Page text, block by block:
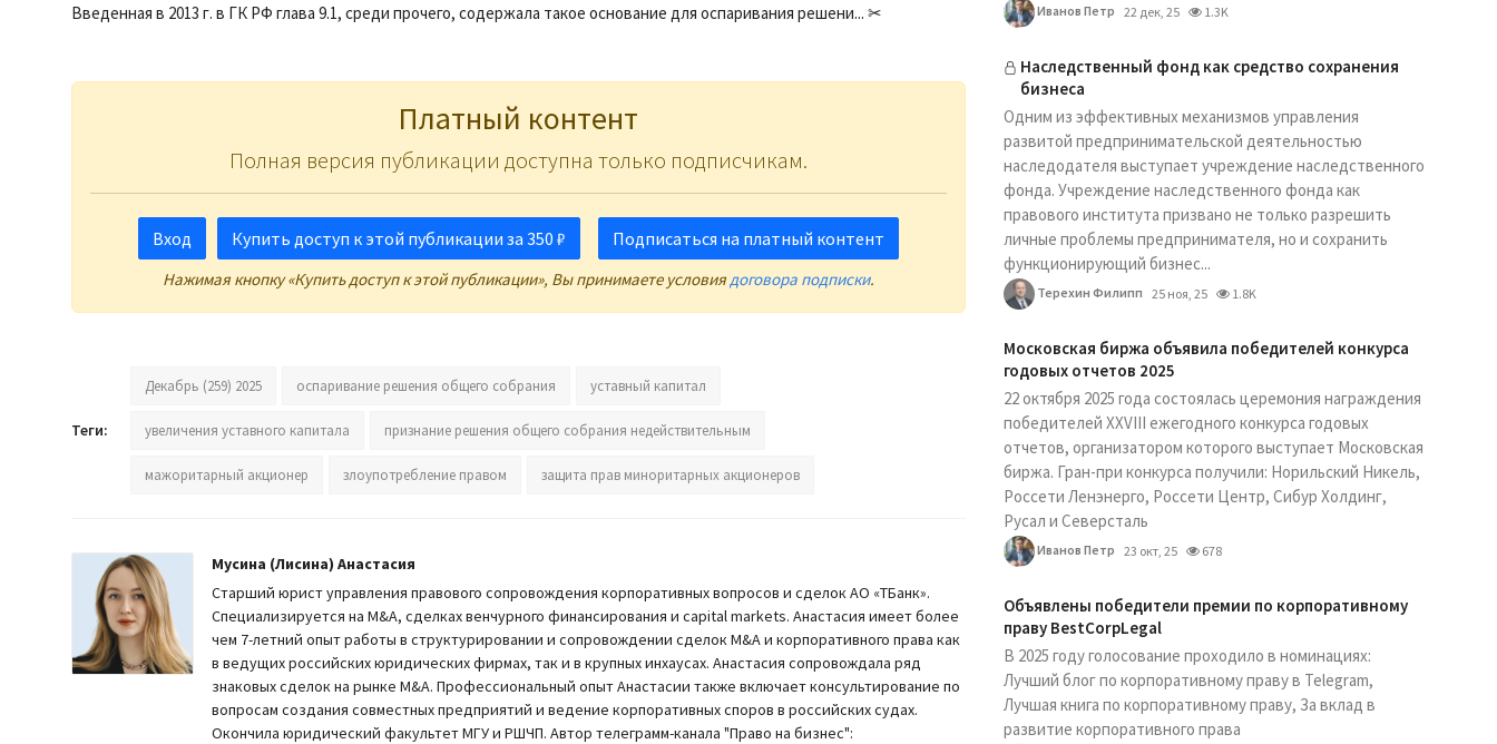
Введенная в 2013 г. в ГК РФ глава 9.1, среди прочего, содержала такое основание для оспаривания решени... ✂
Платный контент
Полная версия публикации доступна только подписчикам.
Вход Купить доступ к этой публикации за 350 ₽ Подписаться на платный контент
Нажимая кнопку «Купить доступ к этой публикации», Вы принимаете условиядоговора подписки.
Теги:
Декабрь (259) 2025 оспаривание решения общего собрания уставный капитал
увеличения уставного капитала признание решения общего собрания недействительным
мажоритарный акционер злоупотребление правом защита прав миноритарных акционеров
Мусина (Лисина) Анастасия
Старший юрист управления правового сопровождения корпоративных вопросов и сделок АО «ТБанк».
Специализируется на M&A, сделках венчурного финансирования и capital markets. Анастасия имеет более
чем 7-летний опыт работы в структурировании и сопровождении сделок M&A и корпоративного права как
в ведущих российских юридических фирмах, так и в крупных инхаусах. Анастасия сопровождала ряд
знаковых сделок на рынке M&A. Профессиональный опыт Анастасии также включает консультирование по
вопросам создания совместных предприятий и ведение корпоративных споров в российских судах.
Окончила юридический факультет МГУ и РШЧП. Автор телеграмм-канала "Право на бизнес":
Иванов Петр 22 дек, 25 1.3K
Наследственный фонд как средство сохранения
бизнеса
Одним из эффективных механизмов управления
развитой предпринимательской деятельностью
наследодателя выступает учреждение наследственного
фонда. Учреждение наследственного фонда как
правового института призвано не только разрешить
личные проблемы предпринимателя, но и сохранить
функционирующий бизнес...
Терехин Филипп 25 ноя, 25 1.8K
Московская биржа объявила победителей конкурса
годовых отчетов 2025
22 октября 2025 года состоялась церемония награждения
победителей XXVIII ежегодного конкурса годовых
отчетов, организатором которого выступает Московская
биржа. Гран-при конкурса получили: Норильский Никель,
Россети Ленэнерго, Россети Центр, Сибур Холдинг,
Русал и Северсталь
Иванов Петр 23 окт, 25 678
Объявлены победители премии по корпоративному
праву BestCorpLegal
В 2025 году голосование проходило в номинациях:
Лучший блог по корпоративному праву в Telegram,
Лучшая книга по корпоративному праву, За вклад в
развитие корпоративного права